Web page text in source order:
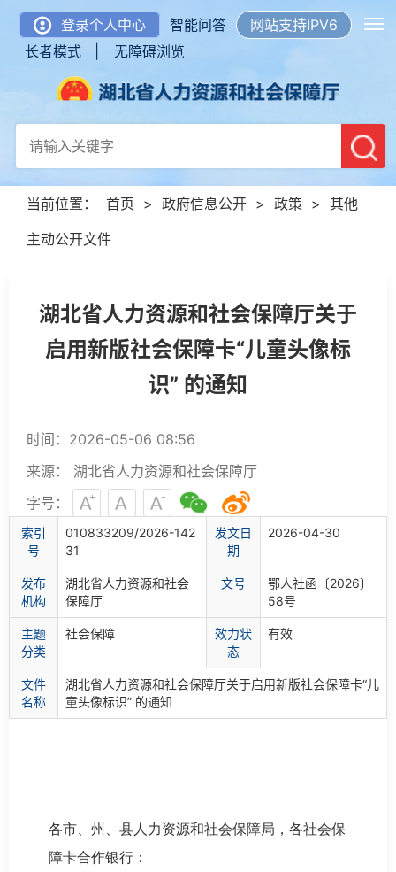
登录个人中心 智能问答
网站支持IPV6
长者模式 |
无障碍浏览
当前位置： 首页 > 政府信息公开 > 政策 > 其他
主动公开文件
湖北省人力资源和社会保障厅关于
启用新版社会保障卡“儿童头像标
识” 的通知
时间：2026-05-06 08:56
来源： 湖北省人力资源和社会保障厅
字号：
索引
号
010833209/2026-142
31
发文日
期
2026-04-30
发布
机构
湖北省人力资源和社会
保障厅
文号
鄂人社函〔2026〕
58号
主题
分类
社会保障
效力状
态
有效
文件
名称
湖北省人力资源和社会保障厅关于启用新版社会保障卡“儿
童头像标识” 的通知
各市、州、县人力资源和社会保障局，各社会保
障卡合作银行：